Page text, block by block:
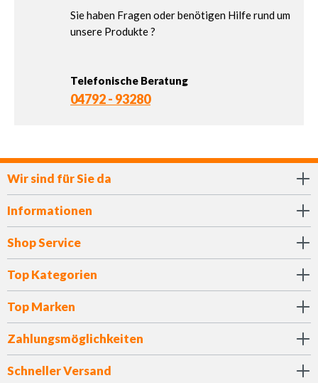
Sie haben Fragen oder benötigen Hilfe rund um
unsere Produkte ?
Telefonische Beratung
04792 - 93280
Wir sind für Sie da
Informationen
Shop Service
Top Kategorien
Top Marken
Zahlungsmöglichkeiten
Schneller Versand